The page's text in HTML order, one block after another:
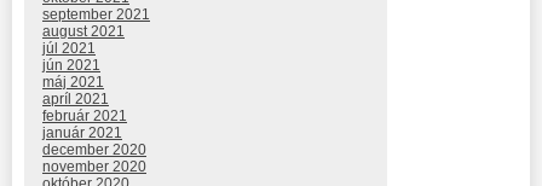
september 2021
august 2021
júl 2021
jún 2021
máj 2021
apríl 2021
február 2021
január 2021
december 2020
november 2020